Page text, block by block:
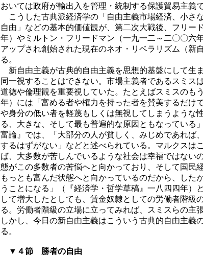
おいては政府が輸出入を管理・統制する保護貿易主義
こうした古典派経済学の「自由主義市場経済、小さ
自由」などの基本的価値観が、第二次大戦後、フリー
年）やミルトン・フリードマン（一九一二～二〇〇六
アップされ創始された現在のネオ・リベラリズム（新
る。
新自由主義が古典的自由主義を思想的基盤にして生
同一視することはできない。市場主義者であるスミス
道徳や倫理観を重要視していた。たとえばスミスのも
年）には「富める者や権力を持った者を賛美するだけ
や身分の低い者を軽蔑もしくは無視してしまうよう
る、大きな、そして最も普遍的な原因ともなっている
富論』では、「大部分の人が貧しく、みじめであれば
するはずがない」などと述べられている。マルクスは
ば、大多数が苦しんでいるような社会は幸福ではない
態がこの多数者の苦悩へと向かっており、そして国民
もっとも富んだ状態へと向かっているのだから、した
うことになる」（『経済学・哲学草稿』一八四四年）
して増大したとしても、賃金奴隷としての労働者階級
る。労働者階級の立場に立ってみれば、スミスらの主
しかし、今日の新自由主義はこういう古典的自由主義
る。
▼４節 勝者の自由